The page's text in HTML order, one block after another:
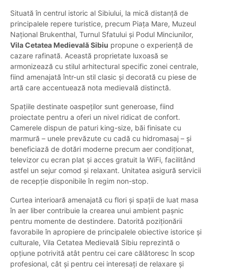
Situată în centrul istoric al Sibiului, la mică distanță de
principalele repere turistice, precum Piața Mare, Muzeul
Național Brukenthal, Turnul Sfatului și Podul Minciunilor,
Vila Cetatea Medievală Sibiu propune o experiență de
cazare rafinată. Această proprietate luxoasă se
armonizează cu stilul arhitectural specific zonei centrale,
fiind amenajată într-un stil clasic și decorată cu piese de
artă care accentuează nota medievală distinctă.
Spațiile destinate oaspeților sunt generoase, fiind
proiectate pentru a oferi un nivel ridicat de confort.
Camerele dispun de paturi king-size, băi finisate cu
marmură – unele prevăzute cu cadă cu hidromasaj – și
beneficiază de dotări moderne precum aer condiționat,
televizor cu ecran plat și acces gratuit la WiFi, facilitând
astfel un sejur comod și relaxant. Unitatea asigură servicii
de recepție disponibile în regim non-stop.
Curtea interioară amenajată cu flori și spații de luat masa
în aer liber contribuie la crearea unui ambient pașnic
pentru momente de destindere. Datorită poziționării
favorabile în apropiere de principalele obiective istorice și
culturale, Vila Cetatea Medievală Sibiu reprezintă o
opțiune potrivită atât pentru cei care călătoresc în scop
profesional, cât și pentru cei interesați de relaxare și